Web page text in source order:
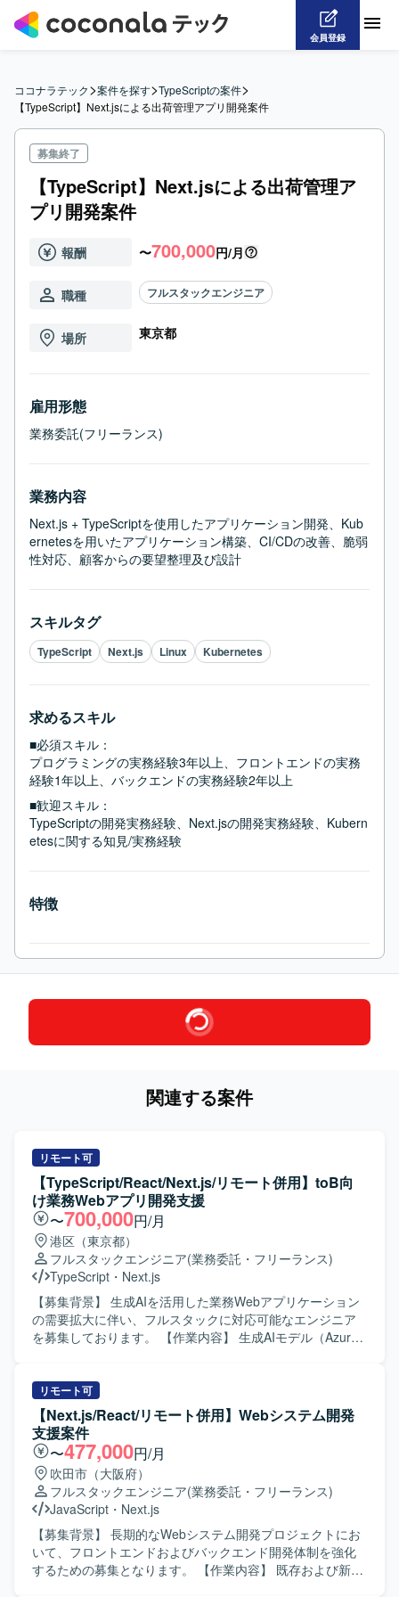
会員登録
ココナラテック>案件を探す>TypeScriptの案件>
【TypeScript】Next.jsによる出荷管理アプリ開発案件
募集終了
【TypeScript】Next.jsによる出荷管理ア
プリ開発案件
報酬 〜700,000円/月
職種 フルスタックエンジニア
場所 東京都
雇用形態
業務委託(フリーランス)
業務内容
Next.js + TypeScriptを使用したアプリケーション開発、Kub
ernetesを用いたアプリケーション構築、CI/CDの改善、脆弱
性対応、顧客からの要望整理及び設計
スキルタグ
TypeScript Next.js Linux Kubernetes
求めるスキル
■必須スキル：
プログラミングの実務経験3年以上、フロントエンドの実務
経験1年以上、バックエンドの実務経験2年以上
■歓迎スキル：
TypeScriptの開発実務経験、Next.jsの開発実務経験、Kubern
etesに関する知見/実務経験
特徴
関連する案件
リモート可
【TypeScript/React/Next.js/リモート併用】toB向
け業務Webアプリ開発支援
〜700,000円/月
港区（東京都）
フルスタックエンジニア(業務委託・フリーランス)
TypeScript ・ Next.js
【募集背景】 生成AIを活用した業務Webアプリケーション
の需要拡大に伴い、フルスタックに対応可能なエンジニア
を募集しております。 【作業内容】 生成AIモデル（Azure
担当いただきます。 多数のプリセットプロンプトを備えた
Webアプリケーションに対して、お客様の業務特性に合わ
せたカスタマイズや機能拡張を行っていただきます。 お客
様ごとに最適化したWebアプリケーションと自社独自開発
プラグインの連携実装を行い、業務ニーズに即したソリュ
ーションを構築していただきます。 要件調整や技術スタッ
ク選定などの上流工程に参画し、仕様策定から実装、テス
ト、リリース後の改善までを継続的に対応していただきま
す。 【求める人物像】 生成AI技術や最新のWeb技術への関
心が高く、自ら情報収集しながら主体的にキャッチアップ
できる方を求めております。 顧客とのコミュニケーション
リモート可
【Next.js/React/リモート併用】Webシステム開発
支援案件
〜477,000円/月
吹田市（大阪府）
フルスタックエンジニア(業務委託・フリーランス)
JavaScript ・ Next.js
【募集背景】 長期的なWebシステム開発プロジェクトにお
いて、フロントエンドおよびバックエンド開発体制を強化
するための募集となります。 【作業内容】 既存および新規